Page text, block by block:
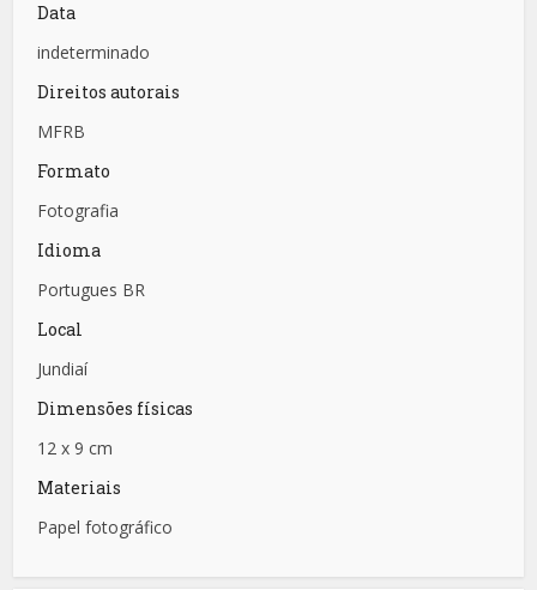
Data
indeterminado
Direitos autorais
MFRB
Formato
Fotografia
Idioma
Portugues BR
Local
Jundiaí
Dimensões físicas
12 x 9 cm
Materiais
Papel fotográfico